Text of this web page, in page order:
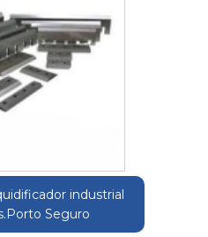
industrial
Seguro